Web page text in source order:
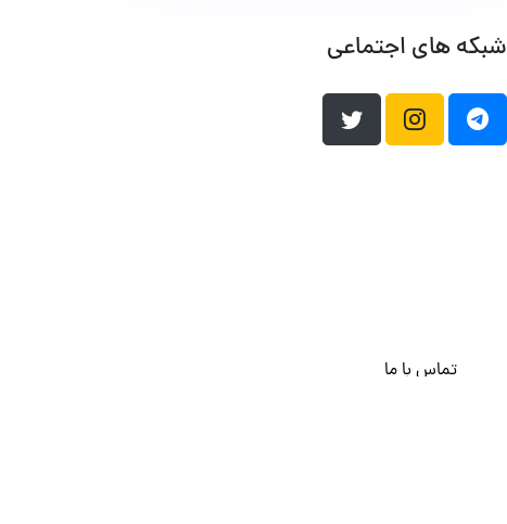
شبکه های اجتماعی
تماس با ما